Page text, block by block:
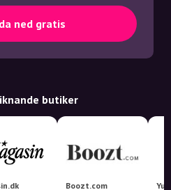
ned gratis
butiker
Boozt.com